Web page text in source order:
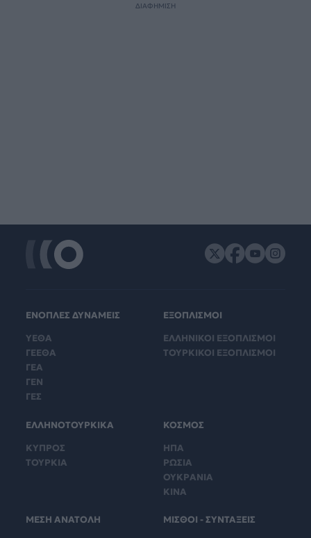
ΔΙΑΦΗΜΙΣΗ
ΕΝΟΠΛΕΣ ΔΥΝΑΜΕΙΣ
ΥΕΘΑ
ΓΕΕΘΑ
ΓΕΑ
ΓΕΝ
ΓΕΣ
ΕΞΟΠΛΙΣΜΟΙ
ΕΛΛΗΝΙΚΟΙ ΕΞΟΠΛΙΣΜΟΙ
ΤΟΥΡΚΙΚΟΙ ΕΞΟΠΛΙΣΜΟΙ
ΕΛΛΗΝΟΤΟΥΡΚΙΚΑ
ΚΥΠΡΟΣ
ΤΟΥΡΚΙΑ
ΚΟΣΜΟΣ
ΗΠΑ
ΡΩΣΙΑ
ΟΥΚΡΑΝΙΑ
ΚΙΝΑ
ΜΕΣΗ ΑΝΑΤΟΛΗ
ΜΙΣΘΟΙ - ΣΥΝΤΑΞΕΙΣ